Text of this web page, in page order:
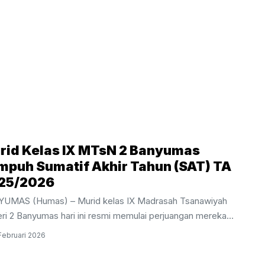
Kelas IX MTsN 2 Banyumas
Sumatif Akhir Tahun (SAT) TA
2026
(Humas) – Murid kelas IX Madrasah Tsanawiyah
2 Banyumas hari ini resmi memulai perjuangan mereka
pelaksanaan Sumatif Akhir Tahun (SAT) Tahun Ajaran
2026